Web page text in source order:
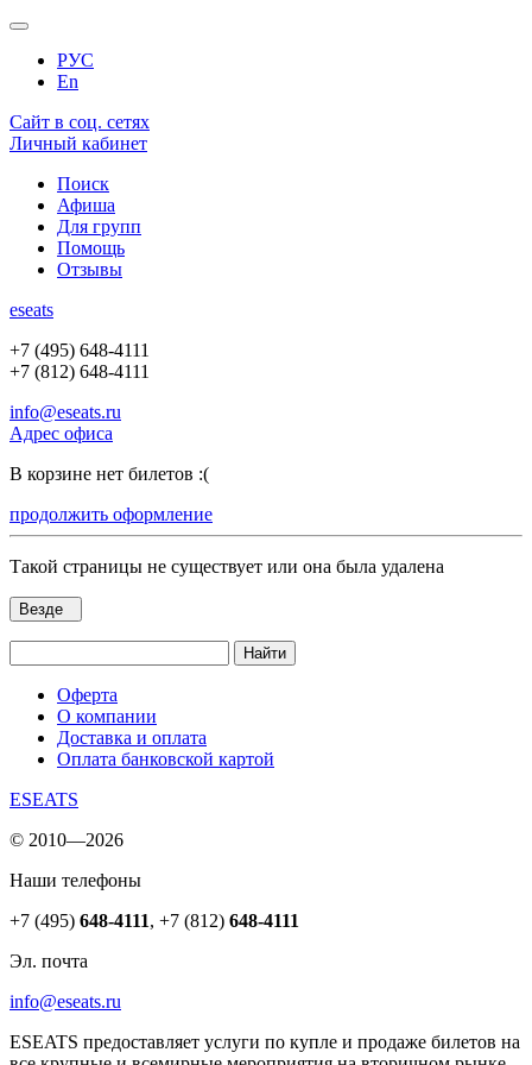
РУС
En
Сайт в соц. сетях
Личный кабинет
Поиск
Афиша
Для групп
Помощь
Отзывы
eseats
+7 (495) 648-4111
+7 (812) 648-4111
info@eseats.ru
Адрес офиса
В корзине нет билетов :(
продолжить оформление
Такой страницы не существует или она была удалена
Везде
Найти
Оферта
О компании
Доставка и оплата
Оплата банковской картой
ESEATS
© 2010—2026
Наши телефоны
+7 (495) 648-4111, +7 (812) 648-4111
Эл. почта
info@eseats.ru
ESEATS предоставляет услуги по купле и продаже билетов на